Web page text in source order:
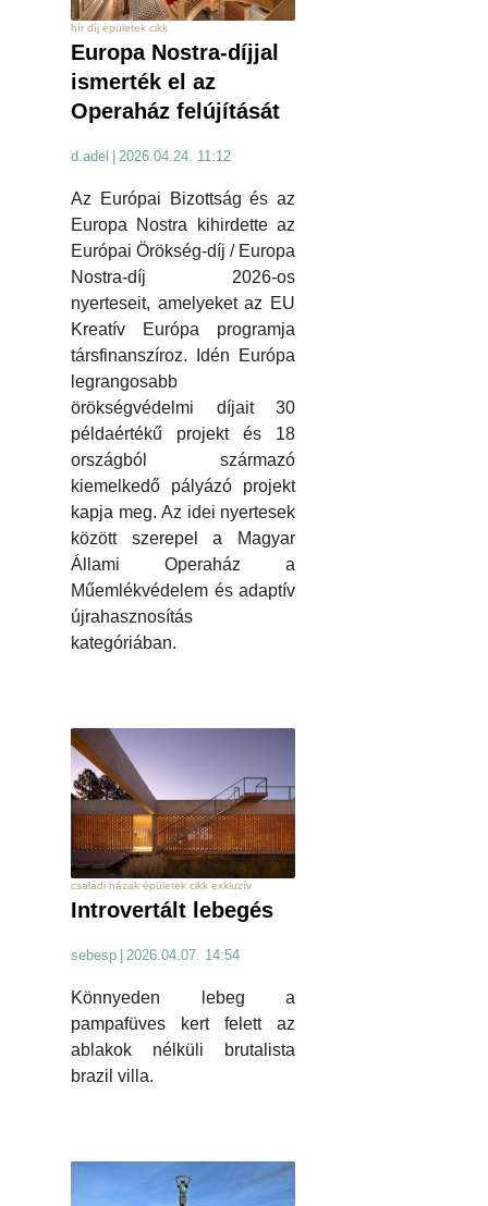
hír díj épületek cikk
Europa Nostra-díjjal
ismerték el az
Operaház felújítását
d.adel 2026.04.24. 11:12
Az Európai Bizottság és az
Europa Nostra kihirdette az
Európai Örökség-díj / Europa
Nostra-díj 2026-os
nyerteseit, amelyeket az EU
Kreatív Európa programja
társfinanszíroz. Idén Európa
legrangosabb
örökségvédelmi díjait 30
példaértékű projekt és 18
országból származó
kiemelkedő pályázó projekt
kapja meg. Az idei nyertesek
között szerepel a Magyar
Állami Operaház a
Műemlékvédelem és adaptív
újrahasznosítás
kategóriában.
családi házak épületek cikk exkluzív
Introvertált lebegés
sebesp | 2026.04.07. 14:54
Könnyeden lebeg a
pampafüves kert felett az
ablakok nélküli brutalista
brazil villa.